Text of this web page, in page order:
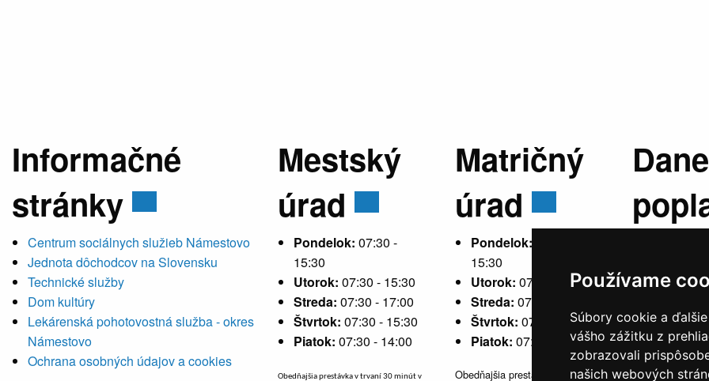
Používame
Súbory cookie a
vášho zážitku z
zobrazovali
našich webových
Informačné
stránky
Centrum sociálnych služieb Námestovo
Jednota dôchodcov na Slovensku
Technické služby
Dom kultúry
Lekárenská pohotovostná služba - okres
Námestovo
Ochrana osobných údajov a cookies
Mestský
úrad
Pondelok: 07:30 -
15:30
Utorok: 07:30 - 15:30
Streda: 07:30 - 17:00
Štvrtok: 07:30 - 15:30
Piatok: 07:30 - 14:00
Obedňajšia prestávka v trvaní 30 minút v
Matričný
úrad
Pondelok:
15:30
Utorok: 07:30 - 15:30
Streda: 07:30 - 17:00
Štvrtok: 07:30 - 15:30
Piatok: 07:30 - 14:00
Obedňajšia prestávka v trvaní 30
Utorok:
Streda:
Štvrtok: